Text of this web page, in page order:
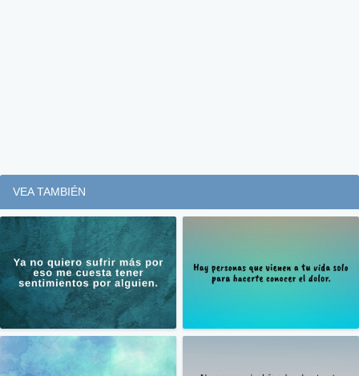
VEA TAMBIÉN